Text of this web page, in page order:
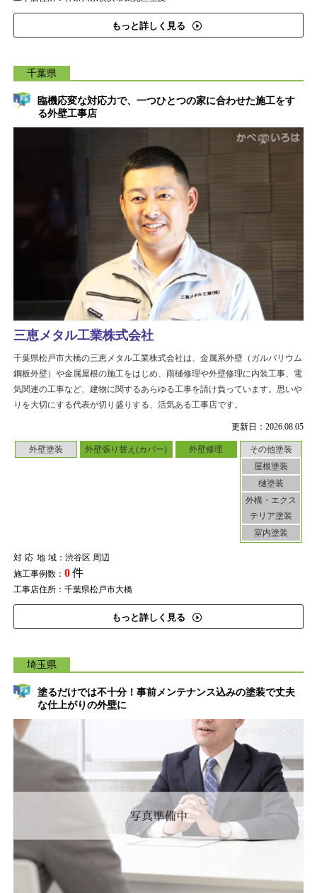
もっと詳しく見る
千葉県
臨機応変な対応力で、一つひとつの家に合わせた施工をす
る外壁工事店
更新日：2026.08.05
外壁塗装 外壁張り替え(カバー) 外壁修理
その他塗装
屋根塗装
樋塗装
外構・エクス
テリア塗装
室内塗装
対応地域：渋谷区 周辺
施工事例数： 0件
工事店住所：千葉県松戸市大橋
もっと詳しく見る
三恵メタル工業株式会社
千葉県松戸市大橋の三恵メタル工業株式会社は、金属系外壁（ガルバリウム
鋼板外壁）や金属屋根の施工をはじめ、雨樋修理や外壁修理に内装工事、電
気関連の工事など、建物に関するあらゆる工事を請け負っています。思いや
りを大切にする代表が切り盛りする、活気ある工事店です。
埼玉県
塗るだけでは不十分！事前メンテナンス込みの塗装で丈夫
な仕上がりの外壁に